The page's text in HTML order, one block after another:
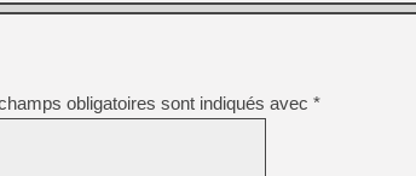
[GK] Oubliez Crazy Taxi,
[LS] [Switch] NSZ 5.0.0
[GK] No More Room in
[GK] Un chatbot Atelier
[GK] Mémoire cash -
obligatoires sont indiqués avec *